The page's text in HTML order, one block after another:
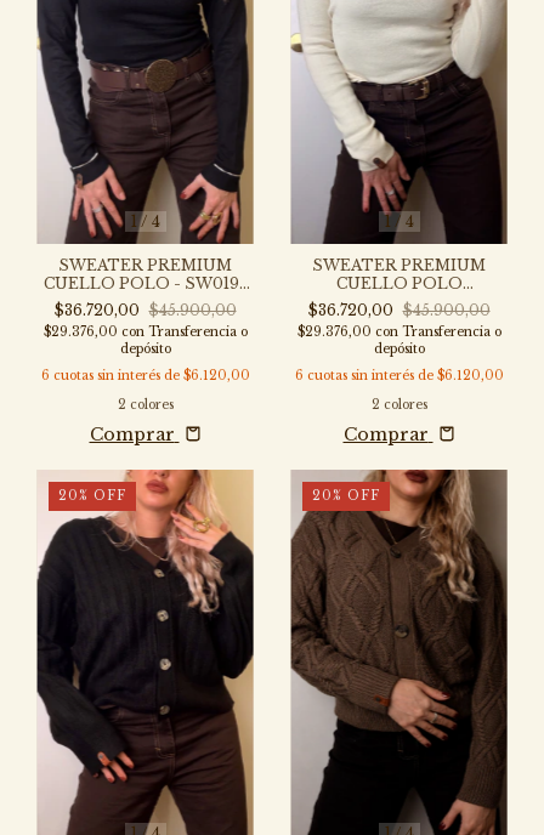
1 / 4
SWEATER PREMIUM
CUELLO POLO - SW019-
NEX
$36.720,00 $45.900,00
$29.376,00 con Transferencia o
depósito
6 cuotas sin interés de $6.120,00
2 colores
Comprar
1/ 4
SWEATER PREMIUM
CUELLO POLO
BOTONES - SW017-NEX
$36.720,00 $45.900,00
$29.376,00 con Transferencia o
depósito
6 cuotas sin interés de $6.120,00
2 colores
Comprar
20% OFF 20% OFF